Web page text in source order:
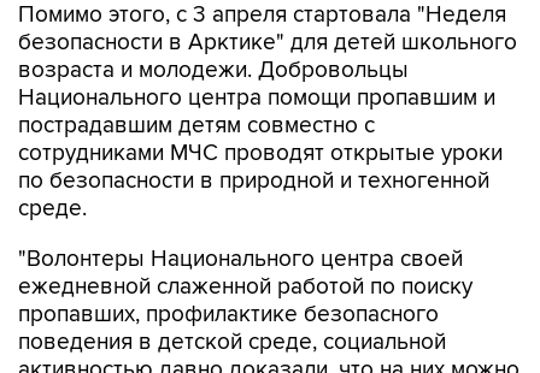
Помимо этого, с 3 апреля стартовала "Неделя
безопасности в Арктике" для детей школьного
возраста и молодежи. Добровольцы
Национального центра помощи пропавшим и
пострадавшим детям совместно с
сотрудниками МЧС проводят открытые уроки
по безопасности в природной и техногенной
среде.
"Волонтеры Национального центра своей
ежедневной слаженной работой по поиску
пропавших, профилактике безопасного
поведения в детской среде, социальной